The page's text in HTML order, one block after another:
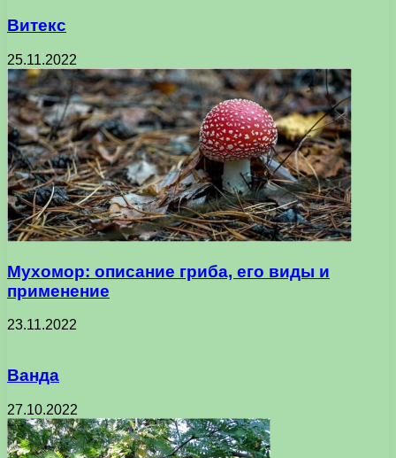
Витекс
25.11.2022
Мухомор: описание гриба, его виды и
применение
23.11.2022
Ванда
27.10.2022